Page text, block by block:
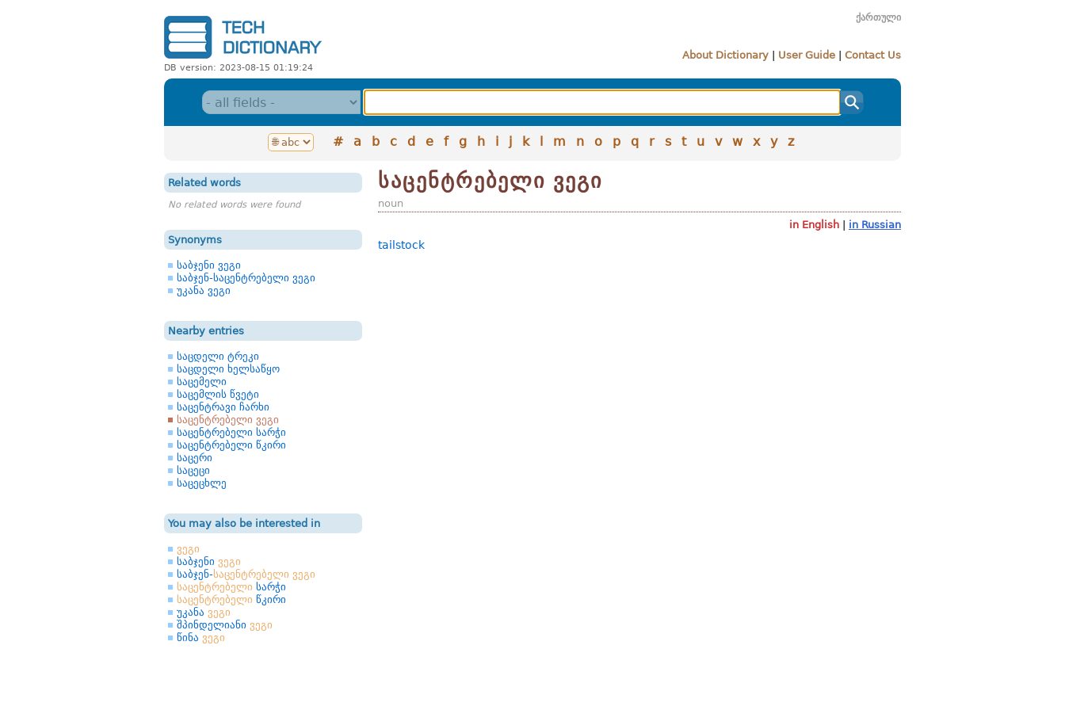
DB version: 2023-08-15 01:19:24
ქართული
About Dictionary User Guide Contact Us
# a b c d e f g h i j k l m n o p q r s t u v w x y z
Related words
No related words were found
Synonyms
საბჯენი ვეგი
საბჯენ-საცენტრებელი ვეგი
უკანა ვეგი
Nearby entries
საცდელი ტრეკი
საცდელი ხელსაწყო
საცემელი
საცემლის წვეტი
საცენტრავი ჩარხი
საცენტრებელი ვეგი
საცენტრებელი სარჭი
საცენტრებელი წკირი
საცერი
საცეცი
საცეცხლე
You may also be interested in
ვეგი
საბჯენი ვეგი
საბჯენ-საცენტრებელი ვეგი
საცენტრებელი სარჭი
საცენტრებელი წკირი
უკანა ვეგი
შპინდელიანი ვეგი
წინა ვეგი
საცენტრებელი ვეგი
noun
in English
in Russian
tailstock